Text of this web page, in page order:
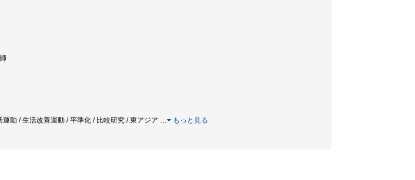
動 / 生活改善運動 / 平準化 / 比較研究 / 東アジア … もっと見る